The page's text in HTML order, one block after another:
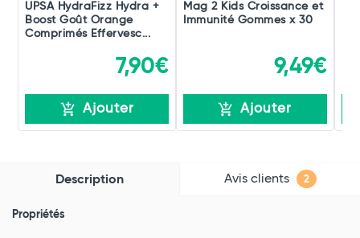
UPSA HydraFizz Hydra +
Boost Goût Orange
Comprimés Effervesc...
7,90€
Ajouter
Mag 2 Kids Croissance et
Immunité Gommes x 30
9,49€
Ajouter
Description Avis clients 2
Propriétés